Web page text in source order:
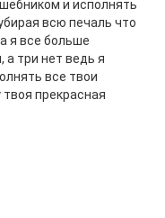
и исполнять
всю печаль что
я все больше
три нет ведь я
все твои
прекрасная